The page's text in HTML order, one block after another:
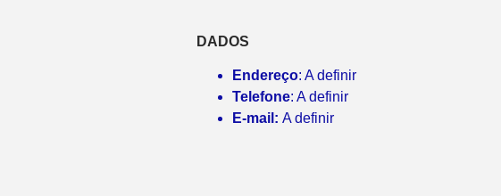
DADOS
Endereço: A definir
Telefone: A definir
E-mail: A definir